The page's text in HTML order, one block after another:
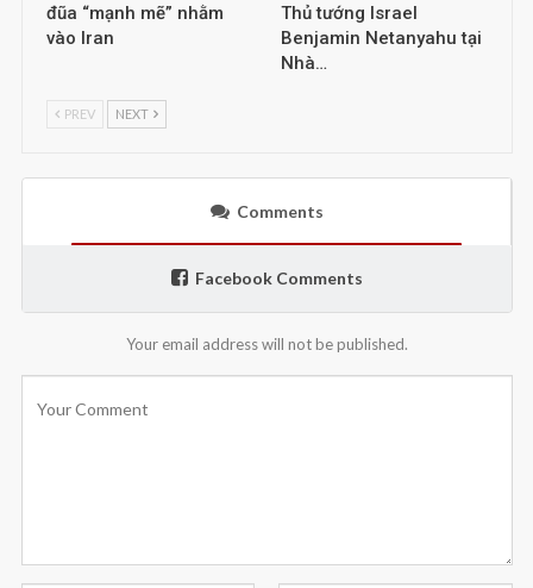
đũa “mạnh mẽ” nhằm
vào Iran
Thủ tướng Israel
Benjamin Netanyahu tại
Nhà…
PREV NEXT
Comments
Facebook Comments
Your email address will not be published.